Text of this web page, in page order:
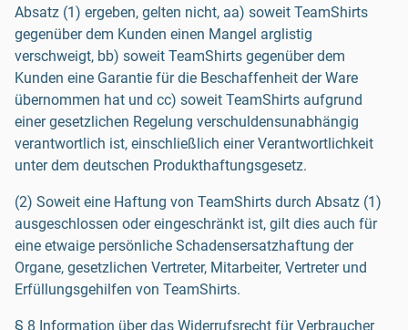
Absatz (1) ergeben, gelten nicht, aa) soweit TeamShirts
gegenüber dem Kunden einen Mangel arglistig
verschweigt, bb) soweit TeamShirts gegenüber dem
Kunden eine Garantie für die Beschaffenheit der Ware
übernommen hat und cc) soweit TeamShirts aufgrund
einer gesetzlichen Regelung verschuldensunabhängig
verantwortlich ist, einschließlich einer Verantwortlichkeit
unter dem deutschen Produkthaftungsgesetz.
(2) Soweit eine Haftung von TeamShirts durch Absatz (1)
ausgeschlossen oder eingeschränkt ist, gilt dies auch für
eine etwaige persönliche Schadensersatzhaftung der
Organe, gesetzlichen Vertreter, Mitarbeiter, Vertreter und
Erfüllungsgehilfen von TeamShirts.
§ 8 Information über das Widerrufsrecht für Verbraucher